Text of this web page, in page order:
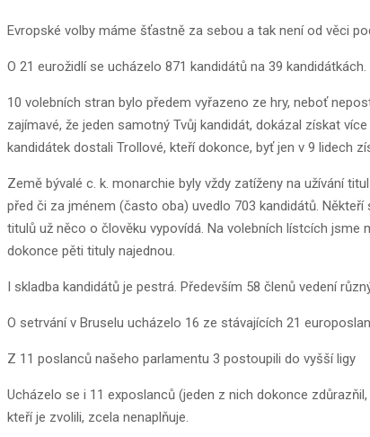
Evropské volby máme šťastně za sebou a tak není od věci
O 21 eurožidlí se ucházelo 871 kandidátů na 39
10 volebních stran bylo předem vyřazeno ze hry, neboť
zajímavé, že jeden samotný Tvůj kandidát, dokázal získat
kandidátek dostali Trollové, kteří dokonce, byť jen v 9 lidech
Země bývalé c. k. monarchie byly vždy zatíženy na užívání
před či za jménem (často oba) uvedlo 703 kandidátů.
titulů už něco o člověku vypovídá. Na volebních lístcích
dokonce pěti tituly najednou.
I skladba kandidátů je pestrá. Především 58 členů vedení
O setrvání v Bruselu ucházelo 16 ze stávajících 21
Z 11 poslanců našeho parlamentu 3 postoupili do vyšší ligy
Ucházelo se i 11 exposlanců (jeden z nich dokonce
kteří je zvolili, zcela nenaplňuje.